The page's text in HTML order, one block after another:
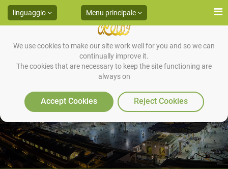
We use cookies to make our site work well for you and so we can
continually improve it.
The cookies that are necessary to keep the site functioning are
always on
Accept Cookies Reject Cookies
linguaggio Menu principale
Prega ovunque tu sia